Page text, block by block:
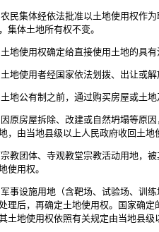
集体经依法批准以土地使用权作为
集体土地所有权不变。
使用权确定给直接使用土地的具有
使用者经国家依法划拨、出让或解
公有制之前，通过购买房屋或土地
房屋拆除、改建或自然坍塌等原因
，由当地县级以上人民政府收回土地
团体、寺观教堂宗教活动用地，被
使用权。
设施用地（含靶场、试验场、训练
理后，再确定土地使用权。国家确
土地使用权依照有关规定由当地县级